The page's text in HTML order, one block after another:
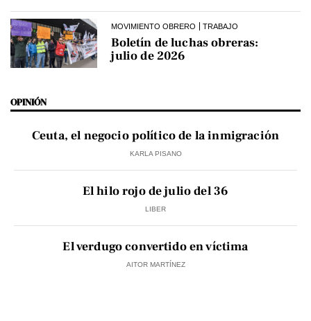
MOVIMIENTO OBRERO TRABAJO
Boletín de luchas obreras:
julio de 2026
OPINIÓN
Ceuta, el negocio político de la inmigración
KARLA PISANO
El hilo rojo de julio del 36
LIBER
El verdugo convertido en víctima
AITOR MARTÍNEZ